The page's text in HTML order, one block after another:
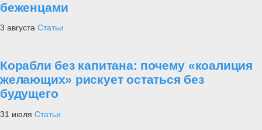
беженцами
3 августа Статьи
Корабли без капитана: почему «коалиция
желающих» рискует остаться без
будущего
31 июля Статьи